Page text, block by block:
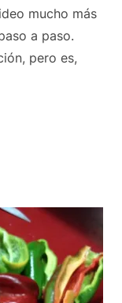
mucho más
a paso.
pero es,